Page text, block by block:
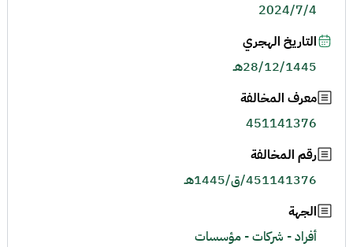
2024/7/4
التاريخ الهجري
28/12/1445هـ
معرف المخالفة
451141376
رقم المخالفة
451141376/ق/1445هـ
الجهة
أفراد - شركات - مؤسسات